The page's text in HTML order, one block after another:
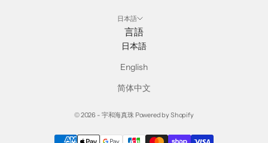
日本語
言語
日本語
English
简体中文
© 2026 - 宇和海真珠 Powered by Shopify